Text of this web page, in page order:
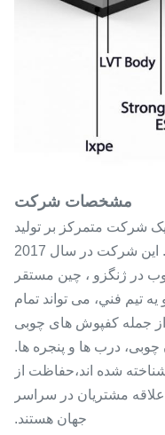
مشخصات شرکت
شرکت متمرکز بر تولید
محصولات چوبی با کیفیت بالا است. این شرکت در سال 2017
در ژنگزو ، چین مستقر
تيم فني، می تواند تمام
از جمله کفپوش های چوبی
درب ها و پنجره ها.
شده اند،حفاظت از
مشتریان در سراسر
جهان هستند.